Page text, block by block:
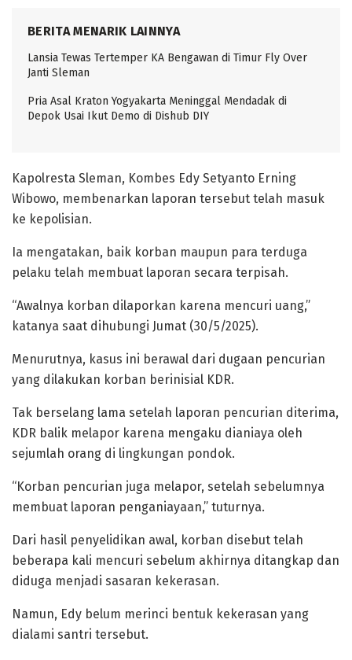
BERITA MENARIK LAINNYA
Lansia Tewas Tertemper KA Bengawan di Timur Fly Over
Janti Sleman
Pria Asal Kraton Yogyakarta Meninggal Mendadak di
Depok Usai Ikut Demo di Dishub DIY
Kapolresta Sleman, Kombes Edy Setyanto Erning
Wibowo, membenarkan laporan tersebut telah masuk
ke kepolisian.
Ia mengatakan, baik korban maupun para terduga
pelaku telah membuat laporan secara terpisah.
“Awalnya korban dilaporkan karena mencuri uang,”
katanya saat dihubungi Jumat (30/5/2025).
Menurutnya, kasus ini berawal dari dugaan pencurian
yang dilakukan korban berinisial KDR.
Tak berselang lama setelah laporan pencurian diterima,
KDR balik melapor karena mengaku dianiaya oleh
sejumlah orang di lingkungan pondok.
“Korban pencurian juga melapor, setelah sebelumnya
membuat laporan penganiayaan,” tuturnya.
Dari hasil penyelidikan awal, korban disebut telah
beberapa kali mencuri sebelum akhirnya ditangkap dan
diduga menjadi sasaran kekerasan.
Namun, Edy belum merinci bentuk kekerasan yang
dialami santri tersebut.